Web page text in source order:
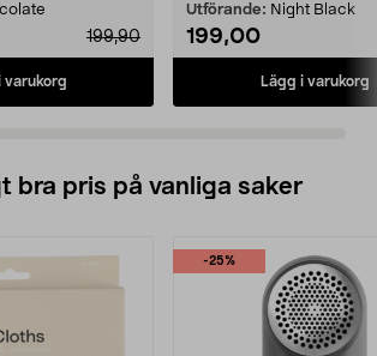
199,90
varukorg
Utförande: Night Black
199,00
Lägg i varukorg
bra pris på vanliga saker
-25%